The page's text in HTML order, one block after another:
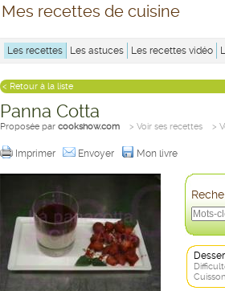
Mes recettes de cuisine
Les recettes Les astuces Les recettes vidéo
< Retour à la liste
Panna Cotta
Proposée par cookshow.com > Voir ses recettes >
Imprimer Envoyer Mon livre